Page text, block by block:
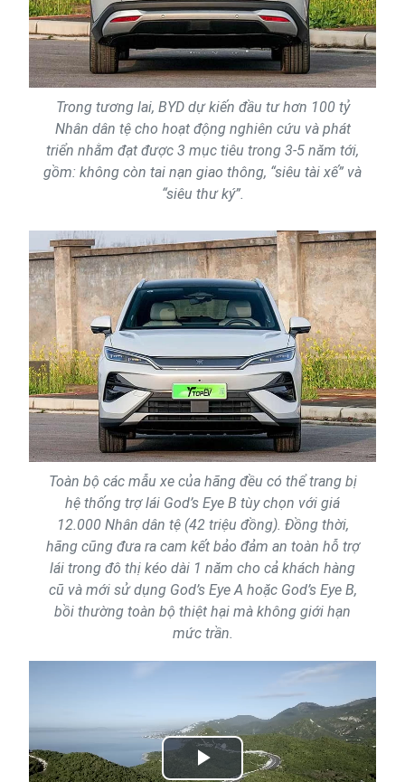
Trong tương lai, BYD dự kiến đầu tư hơn 100 tỷ
Nhân dân tệ cho hoạt động nghiên cứu và phát
triển nhằm đạt được 3 mục tiêu trong 3-5 năm tới,
gồm: không còn tai nạn giao thông, “siêu tài xế” và
“siêu thư ký”.
Toàn bộ các mẫu xe của hãng đều có thể trang bị
hệ thống trợ lái God’s Eye B tùy chọn với giá
12.000 Nhân dân tệ (42 triệu đồng). Đồng thời,
hãng cũng đưa ra cam kết bảo đảm an toàn hỗ trợ
lái trong đô thị kéo dài 1 năm cho cả khách hàng
cũ và mới sử dụng God’s Eye A hoặc God’s Eye B,
bồi thường toàn bộ thiệt hại mà không giới hạn
mức trần.